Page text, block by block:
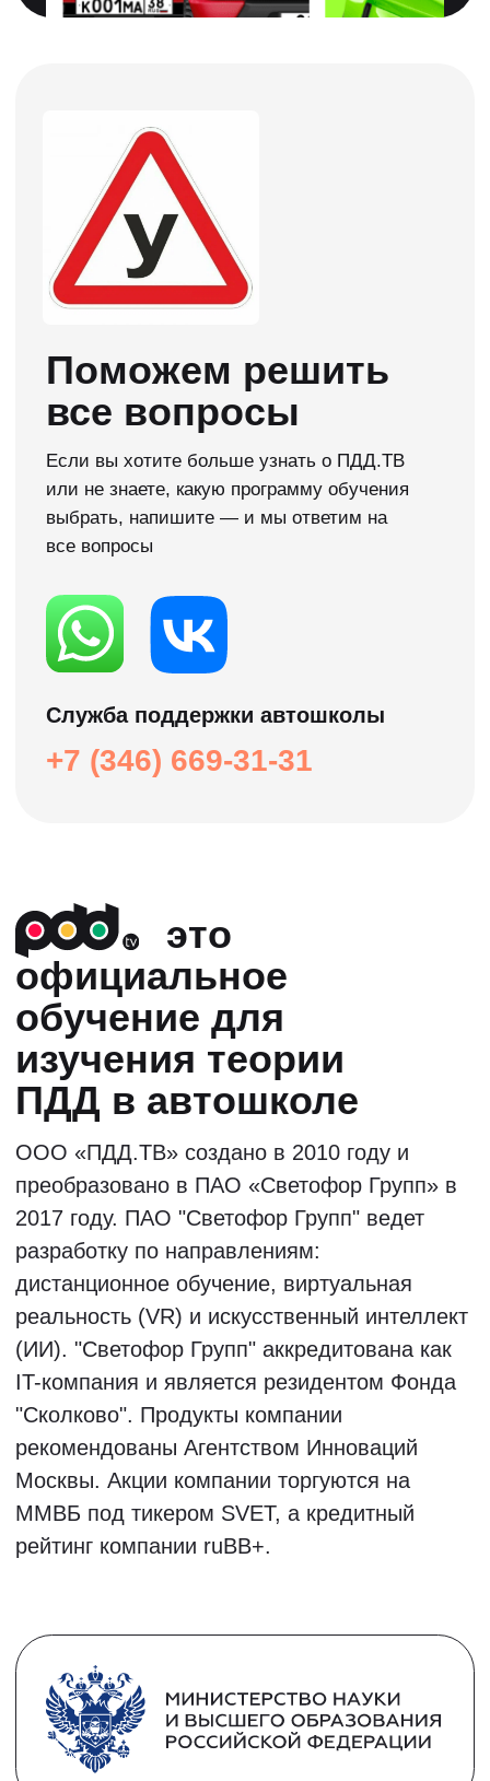
Можете сразу учиться, а документы
предоставить позже. Мы вам в этом
Нужна консультация →
Мы сделали официальное приложение для
изучения теории. Ты сможешь попробовать
нашу методику обучения в удобном для
себя формате и без затрат!
Начните учится
в ПДД.ТВ сейчас
Нужна помощь →
своим творческим подходом и
уникальными методиками обучения.
Занятия с ними обеспечивают
быстрое, доступное и качественное
освоение правил дорожного
движения.
Учитесь у лучших
педагогов страны
Старт групп
14,15 и 18 августа